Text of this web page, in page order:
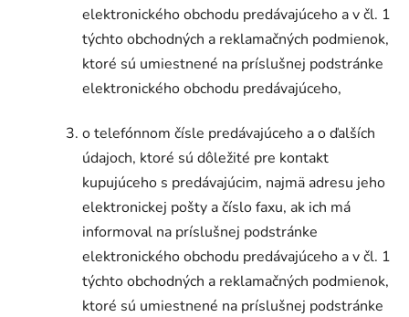
elektronického obchodu predávajúceho a v čl. 1
týchto obchodných a reklamačných podmienok,
ktoré sú umiestnené na príslušnej podstránke
elektronického obchodu predávajúceho,
o telefónnom čísle predávajúceho a o ďalších
údajoch, ktoré sú dôležité pre kontakt
kupujúceho s predávajúcim, najmä adresu jeho
elektronickej pošty a číslo faxu, ak ich má
informoval na príslušnej podstránke
elektronického obchodu predávajúceho a v čl. 1
týchto obchodných a reklamačných podmienok,
ktoré sú umiestnené na príslušnej podstránke